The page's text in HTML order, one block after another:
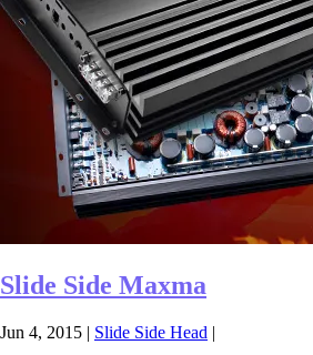
Slide Side Maxma
Jun 4, 2015 | Slide Side Head |